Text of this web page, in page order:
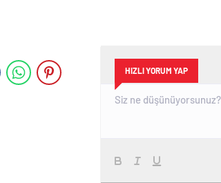
HIZLI YORUM YAP